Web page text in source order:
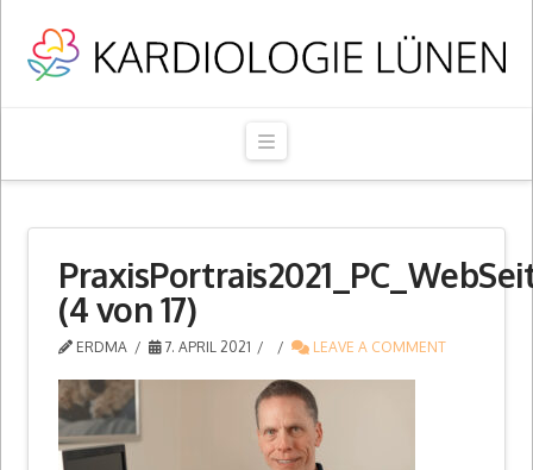
Navigation
(4 von 17)
ERDMA 7. APRIL 2021 LEAVE A COMMENT